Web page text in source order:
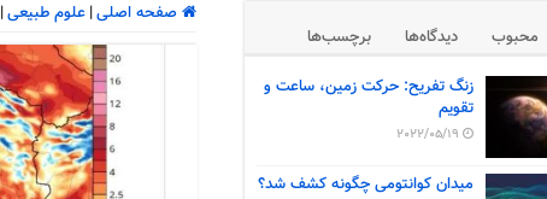
صفحه اصلی| علوم طبیعی|
محبوب دیدگاه‌ها برچسب‌ها
زنگ تفریح: حرکت زمین، ساعت و
تقویم
2022/05/19
میدان کوانتومی چگونه کشف شد؟